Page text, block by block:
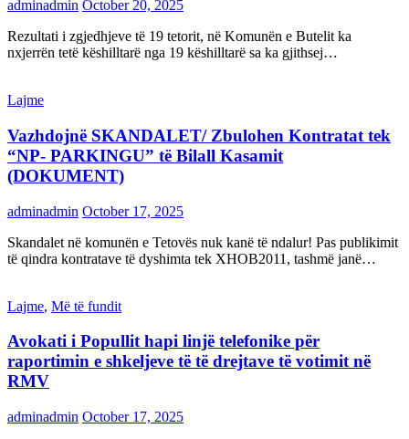
adminadmin October 20, 2025
Rezultati i zgjedhjeve të 19 tetorit, në Komunën e Butelit ka
nxjerrën tetë këshilltarë nga 19 këshilltarë sa ka gjithsej…
Lajme
Vazhdojnë SKANDALET/ Zbulohen Kontratat tek
“NP- PARKINGU” të Bilall Kasamit
(DOKUMENT)
adminadmin October 17, 2025
Skandalet në komunën e Tetovës nuk kanë të ndalur! Pas publikimit
të qindra kontratave të dyshimta tek XHOB2011, tashmë janë…
Lajme, Më të fundit
Avokati i Popullit hapi linjë telefonike për
raportimin e shkeljeve të të drejtave të votimit në
RMV
adminadmin October 17, 2025